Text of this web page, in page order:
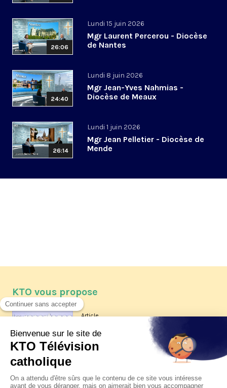
26:06
Lundi 15 juin 2026
Mgr Laurent Percerou - Diocèse
de Nantes
24:40
Lundi 8 juin 2026
Mgr Jean-Yves Nahmias -
Diocèse de Meaux
26:14
Lundi 1 juin 2026
Mgr Jean Pelletier - Diocèse de
Mende
KTO vous propose
Article
Les reportages d'été 2026 de KTO
La visite pastorale du pape Léon
XIV à Assise à suivre sur KTO le